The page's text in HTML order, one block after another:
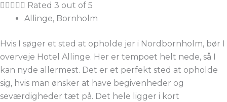
     Rated 3 out of 5
Allinge, Bornholm
Hvis I søger et sted at opholde jer i Nordbornholm, bør I
overveje Hotel Allinge. Her er tempoet helt nede, så I
kan nyde allermest. Det er et perfekt sted at opholde
sig, hvis man ønsker at have begivenheder og
seværdigheder tæt på. Det hele ligger i kort